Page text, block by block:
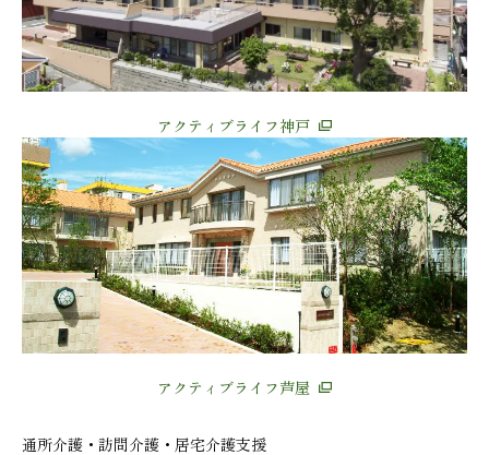
アクティブライフ神戸
アクティブライフ芦屋
通所介護・訪問介護・居宅介護支援